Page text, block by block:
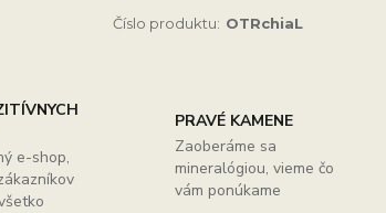
Číslo produktu: OTRchiaL
e-shop,
PRAVÉ KAMENE
Zaoberáme sa
mineralógiou, vieme čo
vám ponúkame